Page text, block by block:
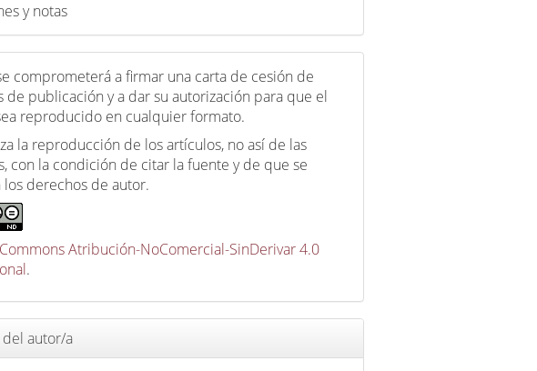
y notas
comprometerá a firmar una carta de cesión de
de publicación y a dar su autorización para que el
reproducido en cualquier formato.
la reproducción de los artículos, no así de las
con la condición de citar la fuente y de que se
derechos de autor.
Atribución-NoComercial-SinDerivar 4.0
.
autor/a